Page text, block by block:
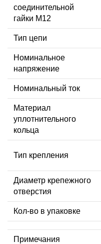
соединительной
гайки M12
Тип цепи
Номинальное
напряжение
Номинальный ток
Материал
уплотнительного
кольца
Тип крепления
Диаметр крепежного
отверстия
Кол-во в упаковке
Примечания